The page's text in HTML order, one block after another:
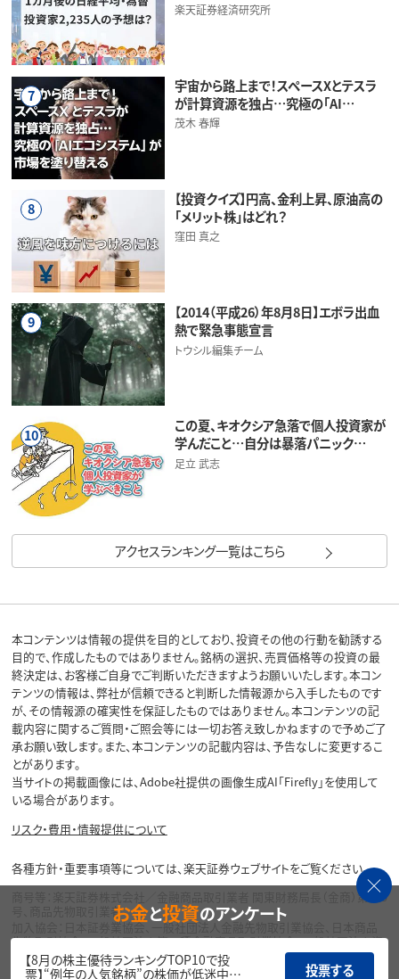
楽天証券経済研究所
7
宇宙から路上まで！スペースXとテスラ
が計算資源を独占…究極の「AI…
茂木 春輝
8
【投資クイズ】円高、金利上昇、原油高の
「メリット株」はどれ？
窪田 真之
9
【2014（平成26）年8月8日】エボラ出血
熱で緊急事態宣言
トウシル編集チーム
10
この夏、キオクシア急落で個人投資家が
学んだこと…自分は暴落パニック…
足立 武志
アクセスランキング一覧はこちら
本コンテンツは情報の提供を目的としており、投資その他の行動を勧誘する
目的で、作成したものではありません。銘柄の選択、売買価格等の投資の最
終決定は、お客様ご自身でご判断いただきますようお願いいたします。本コン
テンツの情報は、弊社が信頼できると判断した情報源から入手したものです
が、その情報源の確実性を保証したものではありません。本コンテンツの記
載内容に関するご質問・ご照会等には一切お答え致しかねますので予めご了
承お願い致します。また、本コンテンツの記載内容は、予告なしに変更するこ
とがあります。
当サイトの掲載画像には、Adobe社提供の画像生成AI「Firefly」を使用して
いる場合があります。
リスク・費用・情報提供について
各種方針・重要事項等については、楽天証券ウェブサイトをご覧ください。
商号等：楽天証券株式会社／金融商品取引業者 関東財務局長（金商）第195
号、商品先物取引業者
加入協会：日本証券業協会、一般社団法人金融先物取引業協会、日本商品
先物取引協会、一般社団法人第二種金融商品取引業協会、一般社団法人資
産運用業協会
お金と投資のアンケート
【8月の株主優待ランキングTOP10で投
票】“例年の人気銘柄”の株価が低迷中…
投票する